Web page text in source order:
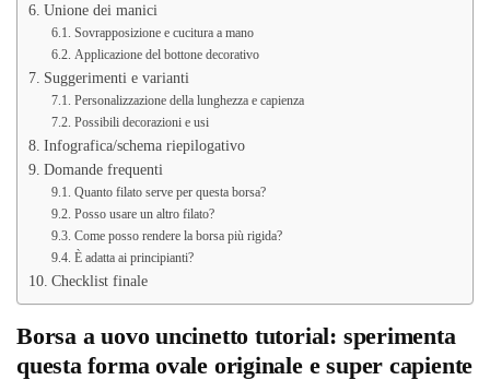
Unione dei manici
Sovrapposizione e cucitura a mano
Applicazione del bottone decorativo
Suggerimenti e varianti
Personalizzazione della lunghezza e capienza
Possibili decorazioni e usi
Infografica/schema riepilogativo
Domande frequenti
Quanto filato serve per questa borsa?
Posso usare un altro filato?
Come posso rendere la borsa più rigida?
È adatta ai principianti?
Checklist finale
Borsa a uovo uncinetto tutorial: sperimenta
questa forma ovale originale e super capiente